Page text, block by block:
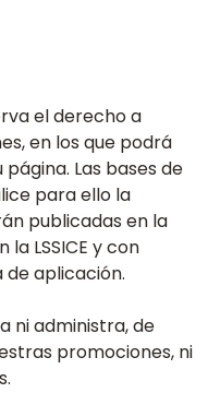
el derecho a
en los que podrá
Las bases de
para ello la
publicadas en la
LSSICE y con
aplicación.
ni administra, de
promociones, ni